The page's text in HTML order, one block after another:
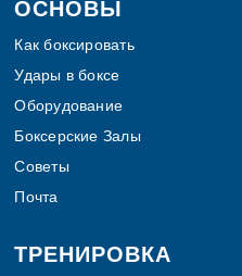
Footer
ОСНОВЫ
Как боксировать
Удары в боксе
Оборудование
Боксерские Залы
Советы
Почта
ТРЕНИРОВКА